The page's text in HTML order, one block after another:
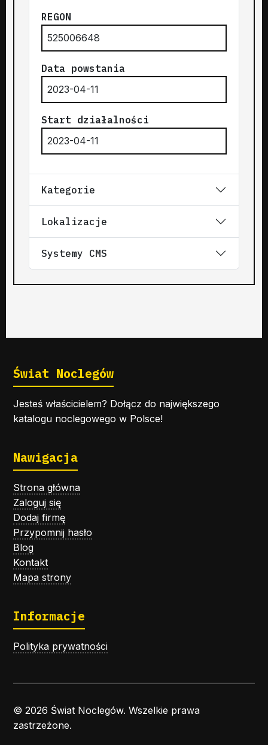
REGON
525006648
Data powstania
2023-04-11
Start działalności
2023-04-11
Kategorie
Lokalizacje
Systemy CMS
Świat Noclegów
Jesteś właścicielem? Dołącz do największego
katalogu noclegowego w Polsce!
Nawigacja
Strona główna
Zaloguj się
Dodaj firmę
Przypomnij hasło
Blog
Kontakt
Mapa strony
Informacje
Polityka prywatności
© 2026 Świat Noclegów. Wszelkie prawa
zastrzeżone.